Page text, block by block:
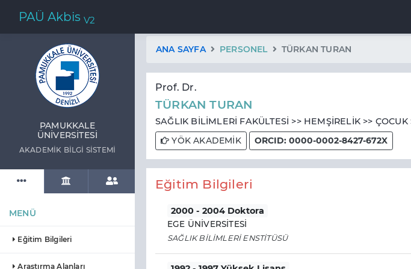
PAÜ Akbis V2
PAMUKKALE
ÜNIVERSITESI
AKADEMIK BILGI SISTEMI
MENÜ
Eğitim Bilgileri
Araştırma Alanları
ANA SAYFA PERSONEL TÜRKAN TURAN
Prof. Dr.
TÜRKAN TURAN
SAĞLIK BİLİMLERİ FAKÜLTESİ >> HEMŞİRELİK >>
YÖK AKADEMİK
ORCID: 0000-0002-8427-672X
Eğitim Bilgileri
2000 - 2004 Doktora
EGE ÜNİVERSİTESİ
SAĞLIK BİLİMLERİ ENSTİTÜSÜ